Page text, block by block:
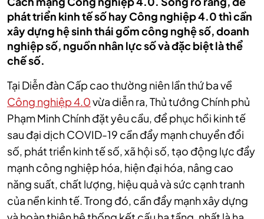
phát triển kinh tế số hay Công nghiệp 4.0 thì cần
xây dựng hệ sinh thái gồm công nghệ số, doanh
nghiệp số, nguồn nhân lực số và đặc biệt là thể
chế số.
Tại Diễn đàn Cấp cao thường niên lần thứ ba về
Công nghiệp 4.0vừa diễn ra,Thủ tướng Chính phủ
Phạm Minh Chính đặt yêu cầu, để phục hồi kinh tế
sau đại dịch COVID-19 cần đẩy mạnh chuyển đổi
số, phát triển kinh tế số, xã hội số, tạo động lực đẩy
mạnh công nghiệp hóa, hiện đại hóa, nâng cao
năng suất, chất lượng, hiệu quả và sức cạnh tranh
của nền kinh tế. Trong đó, cần đẩy mạnh xây dựng